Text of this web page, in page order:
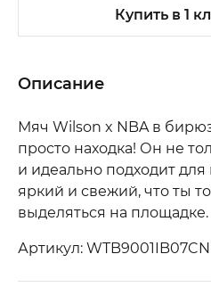
Купить в 1
Описание
Мяч Wilson x NBA в
просто находка! Он не
и идеально подходит
яркий и свежий, что ты
выделяться на площадке.
Артикул: WTB9001IB07CN